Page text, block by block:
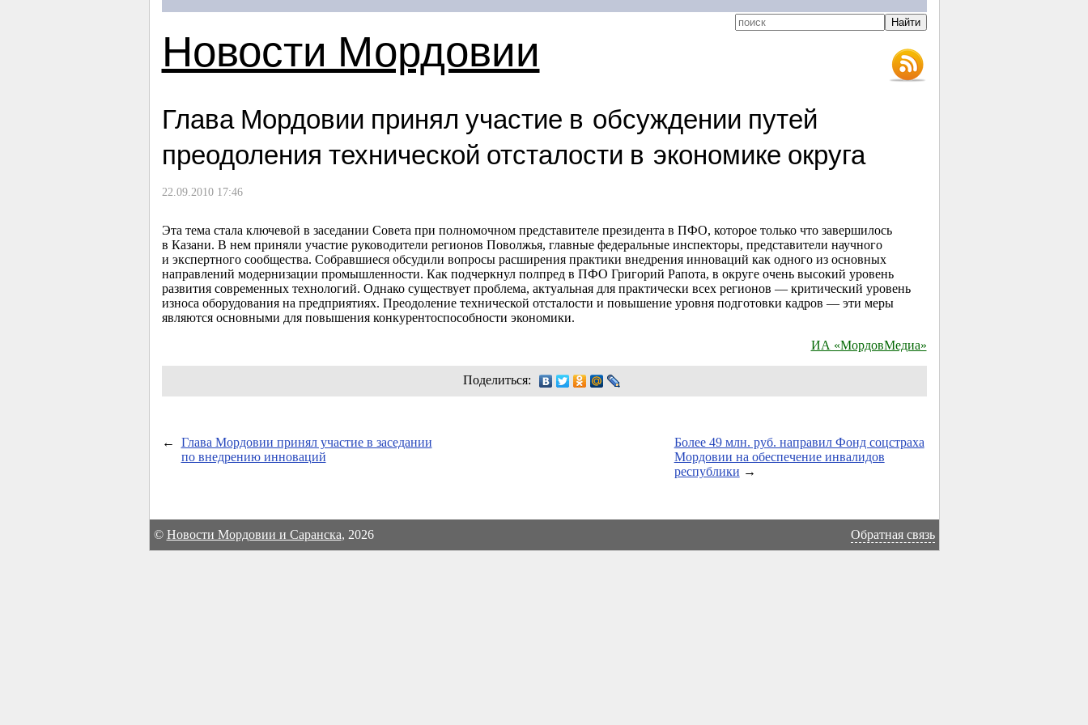
Новости Мордовии
Глава Мордовии принял участие в обсуждении путей
преодоления технической отсталости в экономике округа
22.09.2010 17:46
Эта тема стала ключевой в заседании Совета при полномочном представителе президента в ПФО, которое только что завершилось
в Казани. В нем приняли участие руководители регионов Поволжья, главные федеральные инспекторы, представители научного
и экспертного сообщества. Собравшиеся обсудили вопросы расширения практики внедрения инноваций как одного из основных
направлений модернизации промышленности. Как подчеркнул полпред в ПФО Григорий Рапота, в округе очень высокий уровень
развития современных технологий. Однако существует проблема, актуальная для практически всех регионов — критический уровень
износа оборудования на предприятиях. Преодоление технической отсталости и повышение уровня подготовки кадров — эти меры
являются основными для повышения конкурентоспособности экономики.
ИА «МордовМедиа»
Поделиться:
←
Глава Мордовии принял участие в заседании
по внедрению инноваций
Более 49 млн. руб. направил Фонд соцстраха
Мордовии на обеспечение инвалидов
республики →
© Новости Мордовии и Саранска, 2026 Обратная связь